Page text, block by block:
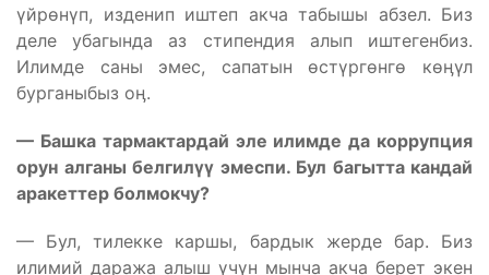
үйрөнүп, изденип иштеп акча табышы абзел. Биз
деле убагында аз стипендия алып иштегенбиз.
Илимде саны эмес, сапатын өстүргөнгө көӊүл
бурганыбыз оӊ.
— Башка тармактардай эле илимде да коррупция
орун алганы белгилүү эмеспи. Бул багытта кандай
аракеттер болмокчу?
— Бул, тилекке каршы, бардык жерде бар. Биз
илимий даража алыш үчүн мынча акча берет экен